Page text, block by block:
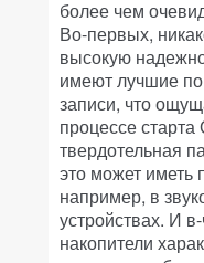
более чем
Во-первых,
высокую
имеют лучшие
записи, что
процессе
твердотельная
это может иметь
например, в
устройствах. И
накопители